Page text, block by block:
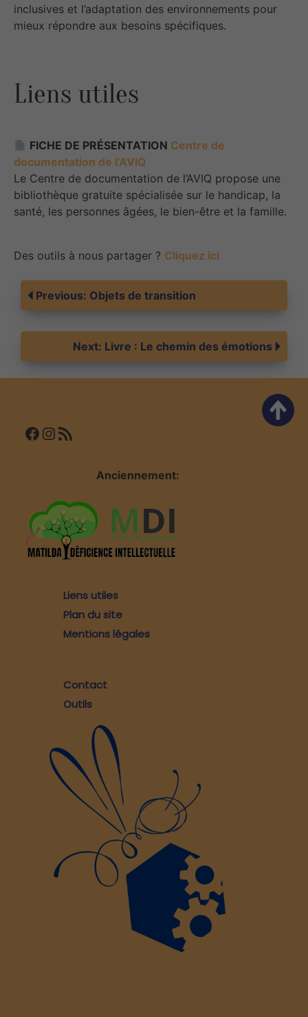
inclusives et l’adaptation des environnements pour
mieux répondre aux besoins spécifiques.
Liens utiles
FICHE DE PRÉSENTATION Centre de
documentation de l’AVIQ
Le Centre de documentation de l’AVIQ propose une
bibliothèque gratuite spécialisée sur le handicap, la
santé, les personnes âgées, le bien-être et la famille. ​
Des outils à nous partager ? Cliquez ici
Navigation
de
l’article
Previous: Objets de transition
Next: Livre : Le chemin des émotions
Facebook InstagramFlux RSS
Anciennement:
Liens utiles
Plan du site
Mentions légales
Contact
Outils